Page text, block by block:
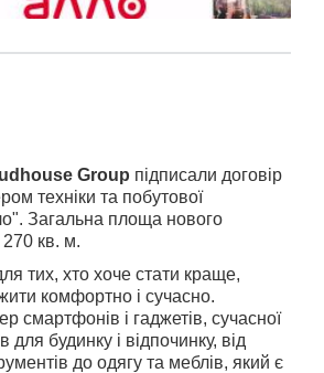
Group підписали договір
техніки та побутової
Загальна площа нового
270 кв. м.
тих, хто хоче стати краще,
комфортно і сучасно.
смартфонів і гаджетів, сучасної
для будинку і відпочинку, від
до одягу та меблів, який є